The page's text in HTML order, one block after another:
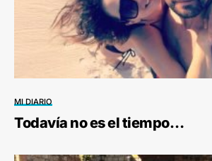
MI DIARIO
Todavía no es el tiempo…